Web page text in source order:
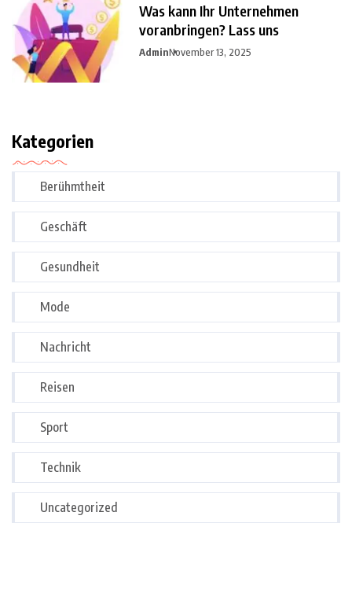
Was kann Ihr Unternehmen
voranbringen? Lass uns
AdminNovember 13, 2025
Kategorien
Berühmtheit
Geschäft
Gesundheit
Mode
Nachricht
Reisen
Sport
Technik
Uncategorized